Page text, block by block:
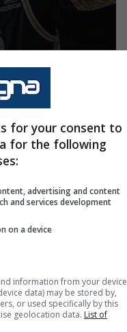
le
Jaiteh,
for your consent to
for the following
advertising and content
and services development
on a device
information from your device
data) may be stored by,
or used specifically by this
geolocation data. List of